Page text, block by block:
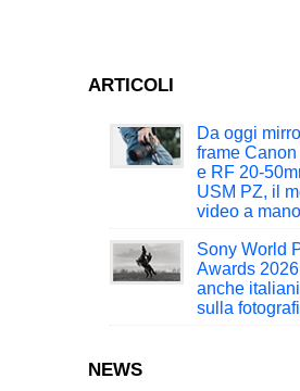
ARTICOLI
Da oggi
frame
e RF 20-
USM PZ, il
video a
Sony World
Awards
anche
sulla
NEWS